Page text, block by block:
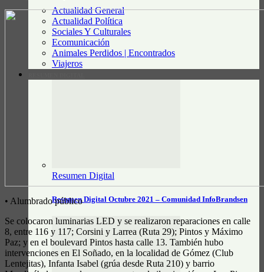
Actualidad General
Actualidad Política
Sociales Y Culturales
Ecomunicación
Animales Perdidos | Encontrados
Viajeros
Resumen Digital
Resumen Digital Octubre 2021 – Comunidad InfoBrandsen
• Alumbrado público
Se colocaron luminarias LED y se realizaron reparaciones en calle
8, entre 116 y 117; Corsini y Larrea (Ruta 29); Pintos y Máximo
Paz; y en el boulevard Pintos hasta calle 13. También hubo
intervenciones en El Soñado, en la localidad de Gómez (Club
Lentejitas), Infanta Isabel (grúa desde Ruta 210) y barrio